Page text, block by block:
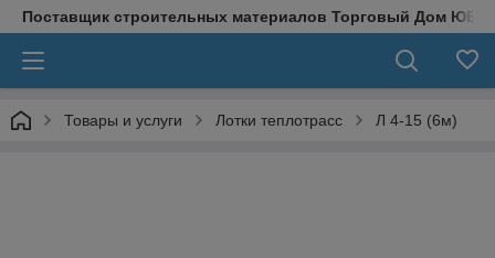
Поставщик строительных материалов Торговый Дом
Товары и услуги Лотки теплотрасс Л 4-15 (6м)